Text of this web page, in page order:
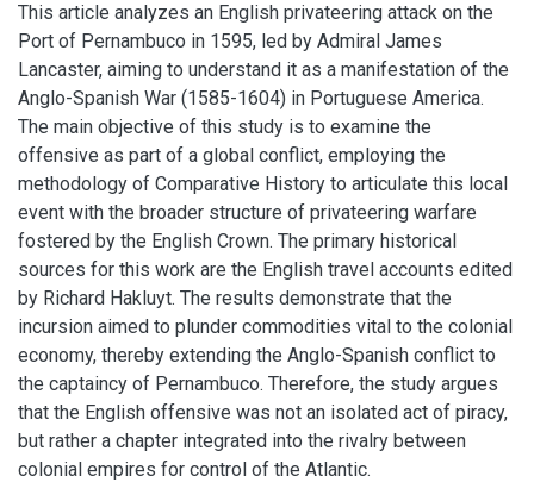
This article analyzes an English privateering attack on the
Port of Pernambuco in 1595, led by Admiral James
Lancaster, aiming to understand it as a manifestation of the
Anglo-Spanish War (1585-1604) in Portuguese America.
The main objective of this study is to examine the
offensive as part of a global conflict, employing the
methodology of Comparative History to articulate this local
event with the broader structure of privateering warfare
fostered by the English Crown. The primary historical
sources for this work are the English travel accounts edited
by Richard Hakluyt. The results demonstrate that the
incursion aimed to plunder commodities vital to the colonial
economy, thereby extending the Anglo-Spanish conflict to
the captaincy of Pernambuco. Therefore, the study argues
that the English offensive was not an isolated act of piracy,
but rather a chapter integrated into the rivalry between
colonial empires for control of the Atlantic.